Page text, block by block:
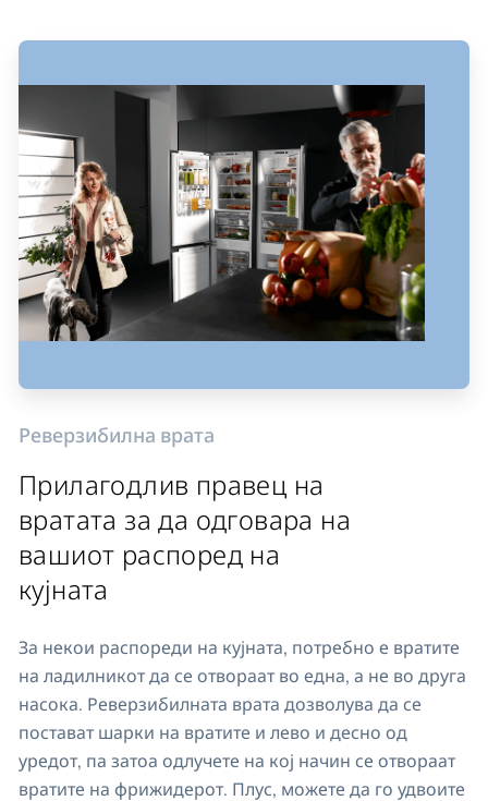
Реверзибилна врата
Прилагодлив правец на
вратата за да одговара на
вашиот распоред на
кујната
За некои распореди на кујната, потребно е вратите
на ладилникот да се отвораат во една, а не во друга
насока. Реверзибилната врата дозволува да се
постават шарки на вратите и лево и десно од
уредот, па затоа одлучете на кој начин се отвораат
вратите на фрижидерот. Плус, можете да го удвоите